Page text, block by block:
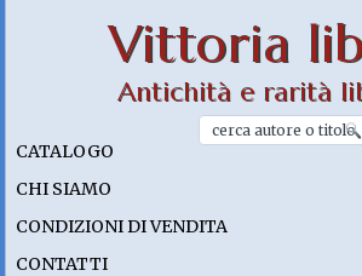
Vittoria
Antichità e rarità
CATALOGO
CHI SIAMO
CONDIZIONI DI VENDITA
CONTATTI